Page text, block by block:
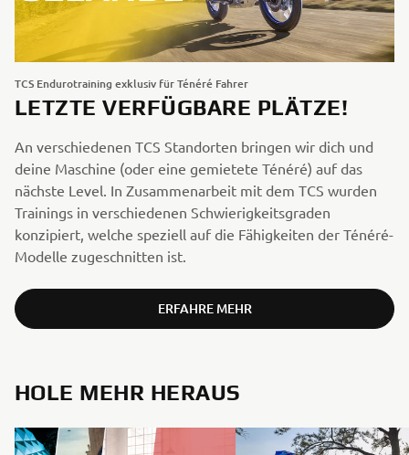
TCS Endurotraining exklusiv für Ténéré Fahrer
LETZTE VERFÜGBARE PLÄTZE!
An verschiedenen TCS Standorten bringen wir dich und
deine Maschine (oder eine gemietete Ténéré) auf das
nächste Level. In Zusammenarbeit mit dem TCS wurden
Trainings in verschiedenen Schwierigkeitsgraden
konzipiert, welche speziell auf die Fähigkeiten der Ténéré-
Modelle zugeschnitten ist.
ERFAHRE MEHR
HOLE MEHR HERAUS